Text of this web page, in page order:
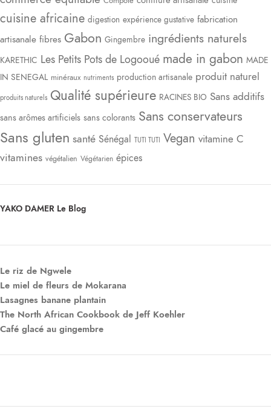
cuisine africaine digestion expérience gustative fabrication
artisanale fibres Gabon Gingembre ingrédients naturels
KARETHIC Les Petits Pots de Logooué made in gabon MADE
IN SENEGAL minéraux nutriments production artisanale produit naturel
produits naturels Qualité supérieure RACINES BIO Sans additifs
sans arômes artificiels sans colorants Sans conservateurs
Sans gluten santé Sénégal TUTI TUTI Vegan vitamine C
vitamines végétalien Végétarien épices
YAKO DAMER Le Blog
Le riz de Ngwele
Le miel de fleurs de Mokarana
Lasagnes banane plantain
The North African Cookbook de Jeff Koehler
Café glacé au gingembre